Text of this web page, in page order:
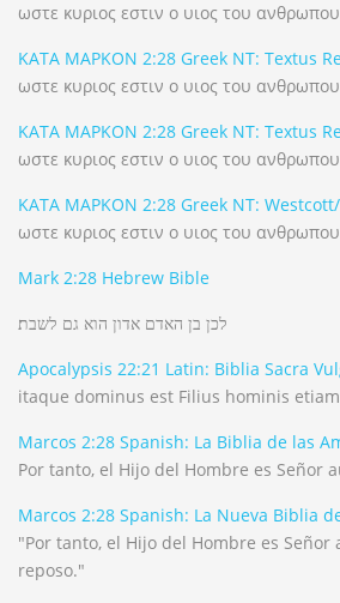
ωστε κυριος εστιν ο υιος του
ΚΑΤΑ ΜΑΡΚΟΝ 2:28 Greek NT: Textus
ωστε κυριος εστιν ο υιος του
ΚΑΤΑ ΜΑΡΚΟΝ 2:28 Greek NT: Textus
ωστε κυριος εστιν ο υιος του
ΚΑΤΑ ΜΑΡΚΟΝ 2:28 Greek NT:
ωστε κυριος εστιν ο υιος του
Mark 2:28 Hebrew Bible
לכן בן האדם אדון הוא גם לשבת׃
Apocalypsis 22:21 Latin: Biblia Sacra
itaque dominus est Filius hominis
Marcos 2:28 Spanish: La Biblia de las
Por tanto, el Hijo del Hombre es Señor
Marcos 2:28 Spanish: La Nueva Biblia
"Por tanto, el Hijo del Hombre es Señor
reposo."